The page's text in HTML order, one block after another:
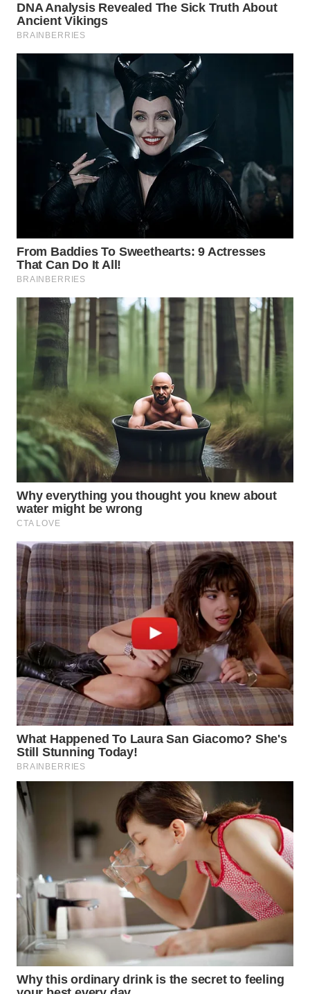
WN
SUKABUMI
PURWAKARTA
PRIANGAN
TIMUR
WN
SEMARANG
SOLO
WN
WN
MADURA
SURABAYA
WN
NATUNA
WN
BINTAN
MANDALIKA
WN
LIKUPANG
WN
LABUANBAJO
WN
BORNEO
Wahana
Media
Group
WAHANA
WAHANA
ADVOKAT
WAHANA
INFRASTRUKTUR